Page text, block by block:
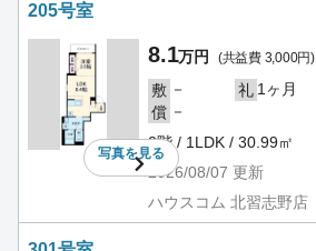
205号室
写真を見る
8.1万円 (共益費 3,000円)
敷 － 礼 1ヶ月
償 －
2階 / 1LDK / 30.99㎡
2026/08/07 更新
ハウスコム 北習志野店